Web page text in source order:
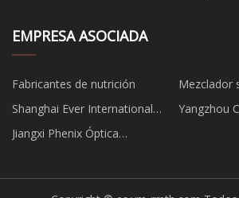
EMPRESA ASOCIADA
Fabricantes de nutrición
Mezclador
Shanghai Ever International
Corporation Limited
Yangzhou Chengsen Plastics CO
Jiangxi Phenix Óptica